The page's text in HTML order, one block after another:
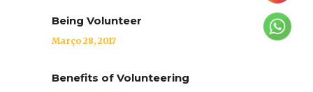
Being Volunteer
Março 28, 2017
Benefits of Volunteering